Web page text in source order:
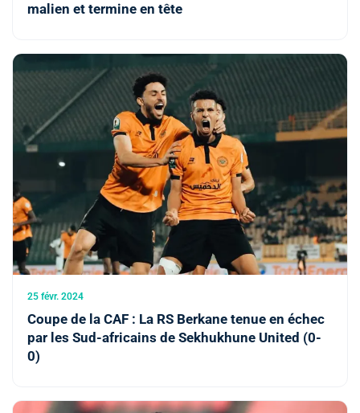
malien et termine en tête
25 févr. 2024
Coupe de la CAF : La RS Berkane tenue en échec
par les Sud-africains de Sekhukhune United (0-
0)